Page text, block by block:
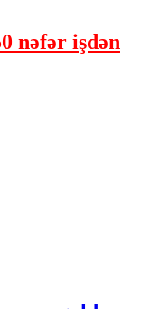
nəfər işdən